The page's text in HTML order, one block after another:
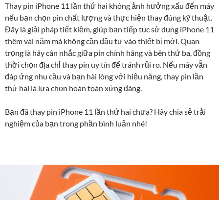
Thay pin iPhone 11 lần thứ hai không ảnh hưởng xấu đến máy
nếu bạn chọn pin chất lượng và thực hiện thay đúng kỹ thuật.
Đây là giải pháp tiết kiệm, giúp bạn tiếp tục sử dụng iPhone 11
thêm vài năm mà không cần đầu tư vào thiết bị mới. Quan
trọng là hãy cân nhắc giữa pin chính hãng và bên thứ ba, đồng
thời chọn địa chỉ thay pin uy tín để tránh rủi ro. Nếu máy vẫn
đáp ứng nhu cầu và bạn hài lòng với hiệu năng, thay pin lần
thứ hai là lựa chọn hoàn toàn xứng đáng.
Bạn đã thay pin iPhone 11 lần thứ hai chưa? Hãy chia sẻ trải
nghiệm của bạn trong phần bình luận nhé!